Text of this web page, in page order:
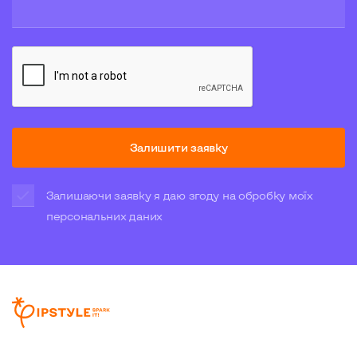
Залишити заявку
Залишаючи заявку я даю згоду на обробку моїх
персональних даних